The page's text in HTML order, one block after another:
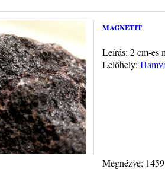
magnetit
Leírás: 2 cm-es
Lelőhely:
Megnézve: